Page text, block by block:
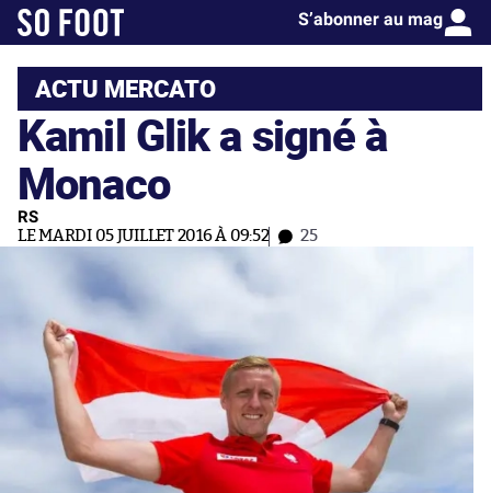
S’abonner au mag
ACTU MERCATO
Kamil Glik a signé à
Monaco
RS
LE MARDI 05 JUILLET 2016 À 09:52 25